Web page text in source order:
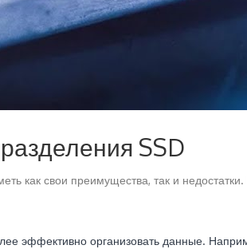
SSD
как свои преимущества, так и
эффективно организовать данные.